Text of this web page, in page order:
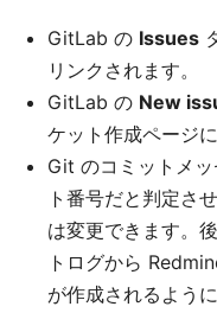
GitLab の Issues
リンクされます。
GitLab の New
ケット作成ページ
Git のコミットメ
ト番号だと判定さ
は変更できます。
トログから
が作成されるように